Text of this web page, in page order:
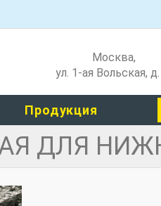
Москва,
ул. 1-ая Вольская,
Продукция
ДЛЯ